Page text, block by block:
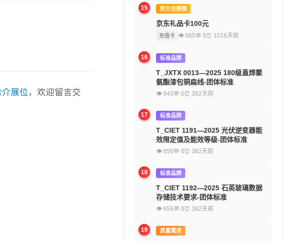
介展位 ，欢迎留言交
15 积分兑换榜
京东礼品卡100元
充值卡 👁 665💬 0⏰ 1016天前
16 标准品牌
T_JXTX 0013—2025 180级直焊聚
氨酯漆包铜扁线-团体标准
👁 643💬 0⏰ 382天前
17 标准品牌
T_CIET 1191—2025 光伏逆变器能
效限定值及能效等级-团体标准
👁 650💬 0⏰ 382天前
18 标准品牌
T_CIET 1192—2025 石英玻璃数据
存储技术要求-团体标准
👁 655💬 0⏰ 382天前
19 质量需求